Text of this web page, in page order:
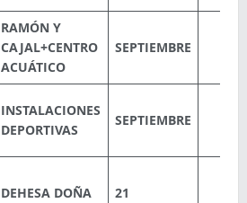
RAMÓN Y
CAJAL+CENTRO
ACUÁTICO
SEPTIEMBRE
INSTALACIONES
DEPORTIVAS
SEPTIEMBRE
DEHESA DOÑA
21